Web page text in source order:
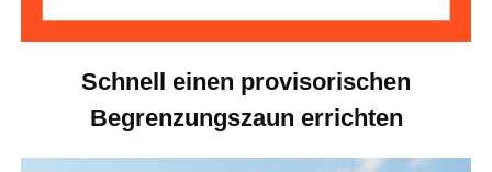
Schnell einen provisorischen
Begrenzungszaun errichten